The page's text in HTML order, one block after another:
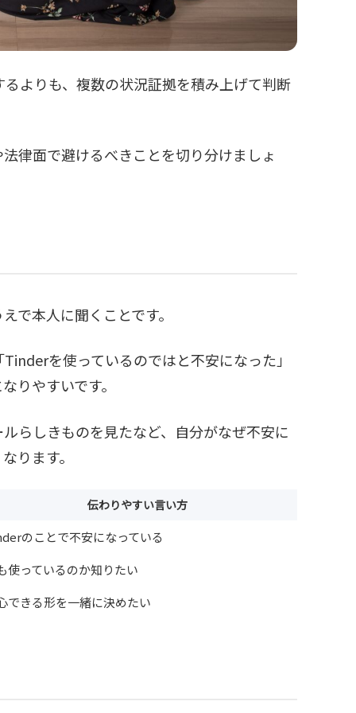
よりも、複数の状況証拠を積み上げて判断
律面で避けるべきことを切り分けましょ
で本人に聞くことです。
を使っているのではと不安になった」
りやすいです。
らしきものを見たなど、自分がなぜ不安に
ります。
伝わりやすい言い方
のことで不安になっている
使っているのか知りたい
できる形を一緒に決めたい